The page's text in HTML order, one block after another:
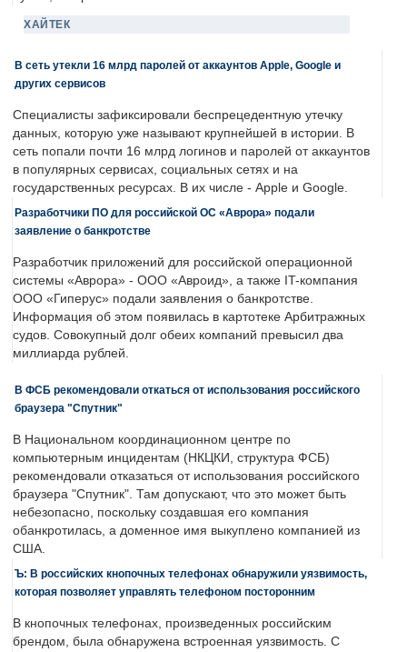
ХАЙТЕК
В сеть утекли 16 млрд паролей от аккаунтов Apple, Google и
других сервисов
Специалисты зафиксировали беспрецедентную утечку
данных, которую уже называют крупнейшей в истории. В
сеть попали почти 16 млрд логинов и паролей от аккаунтов
в популярных сервисах, социальных сетях и на
государственных ресурсах. В их числе - Apple и Google.
Разработчики ПО для российской ОС «Аврора» подали
заявление о банкротстве
Разработчик приложений для российской операционной
системы «Аврора» - ООО «Авроид», а также IT-компания
ООО «Гиперус» подали заявления о банкротстве.
Информация об этом появилась в картотеке Арбитражных
судов. Совокупный долг обеих компаний превысил два
миллиарда рублей.
В ФСБ рекомендовали откаться от использования российского
браузера "Спутник"
В Национальном координационном центре по
компьютерным инцидентам (НКЦКИ, структура ФСБ)
рекомендовали отказаться от использования российского
браузера "Спутник". Там допускают, что это может быть
небезопасно, поскольку создавшая его компания
обанкротилась, а доменное имя выкуплено компанией из
США.
Ъ: В российских кнопочных телефонах обнаружили уязвимость,
которая позволяет управлять телефоном посторонним
В кнопочных телефонах, произведенных российским
брендом, была обнаружена встроенная уязвимость. С